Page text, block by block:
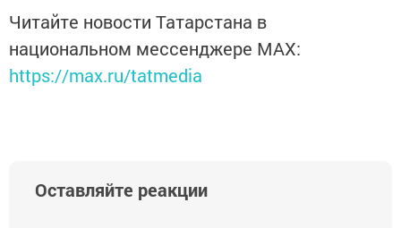
Читайте новости Татарстана в
национальном мессенджере MАХ:
https://max.ru/tatmedia
Оставляйте реакции